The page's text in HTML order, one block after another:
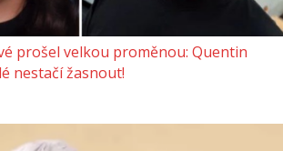
prošel velkou proměnou: Quentin
nestačí žasnout!